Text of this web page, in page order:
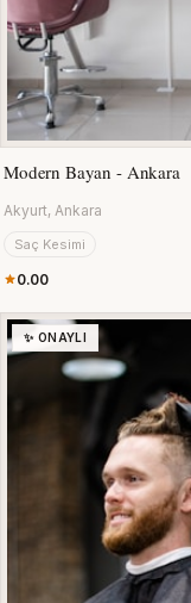
Modern Bayan - Ankara
Akyurt, Ankara
Saç Kesimi
0.00
✨ ONAYLI